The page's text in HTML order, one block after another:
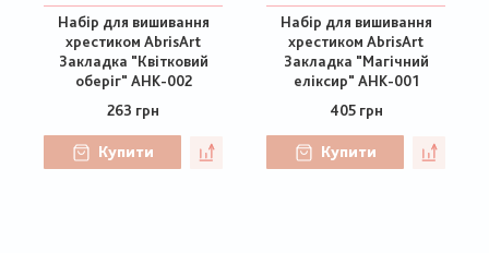
Набір для вишивання
хрестиком AbrisArt
Закладка "Квітковий
оберіг" AHK-002
263 грн
Купити
Набір для вишивання
хрестиком AbrisArt
Закладка "Магічний
еліксир" AHK-001
405 грн
Купити